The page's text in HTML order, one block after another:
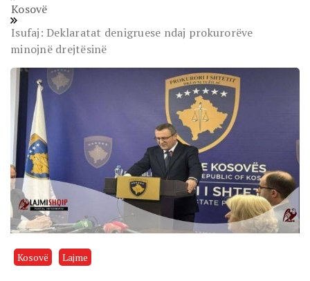
Kosovë
Isufaj: Deklaratat denigruese ndaj prokurorëve
minojnë drejtësinë
Kosovë Lajme